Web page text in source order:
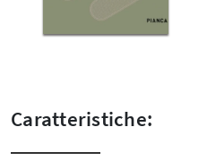
Caratteristiche: